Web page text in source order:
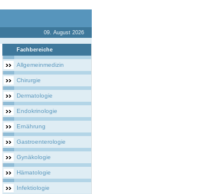
09. August 2026
Fachbereiche
Allgemeinmedizin
Chirurgie
Dermatologie
Endokrinologie
Ernährung
Gastroenterologie
Gynäkologie
Hämatologie
Infektiologie